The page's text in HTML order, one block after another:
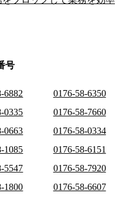
号
6882
0176-58-6350
0335
0176-58-7660
0663
0176-58-0334
1085
0176-58-6151
5547
0176-58-7920
1800
0176-58-6607